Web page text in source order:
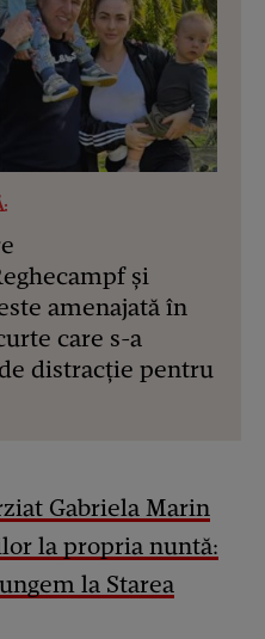
și
amenajată în
care s-a
distracție pentru
Gabriela Marin
la propria nuntă:
la Starea